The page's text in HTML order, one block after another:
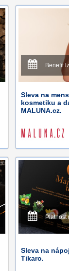
Benefit
Sleva na
kosmetiku a
MALUNA.cz.
Platnost
Sleva na
Tikaro.